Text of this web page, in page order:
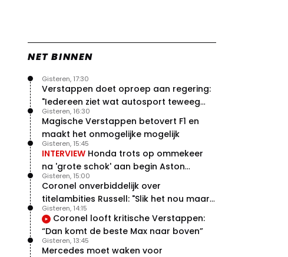
NET BINNEN
Verstappen doet oproep aan regering:
"Iedereen ziet wat autosport teweeg
brengt"
Gisteren, 17:30
Magische Verstappen betovert F1 en
maakt het onmogelijke mogelijk
Gisteren, 16:30
INTERVIEW Honda trots op ommekeer
na 'grote schok' aan begin Aston
Martin-avontuur
Gisteren, 15:45
Coronel onverbiddelijk over
titelambities Russell: "Slik het nou maar
gewoon"
Gisteren, 15:00
Coronel looft kritische Verstappen:
“Dan komt de beste Max naar boven”
Gisteren, 14:15
Mercedes moet waken voor
Gisteren, 13:45